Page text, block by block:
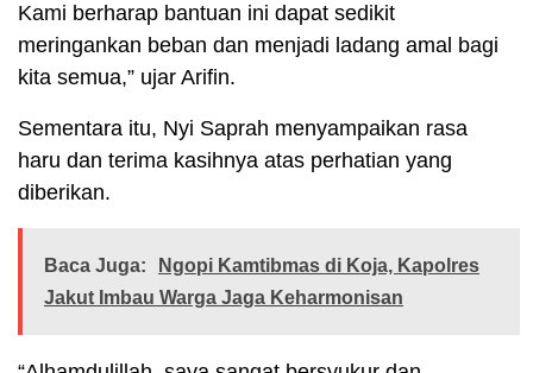
Kami berharap bantuan ini dapat sedikit
meringankan beban dan menjadi ladang amal bagi
kita semua,” ujar Arifin.
Sementara itu, Nyi Saprah menyampaikan rasa
haru dan terima kasihnya atas perhatian yang
diberikan.
Baca Juga:
Ngopi Kamtibmas di Koja, Kapolres
Jakut Imbau Warga Jaga Keharmonisan